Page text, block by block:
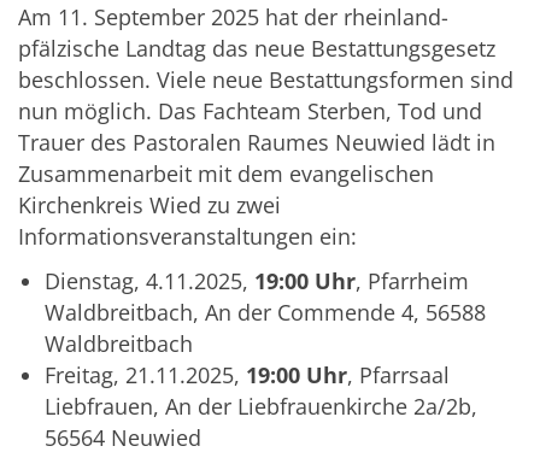
Am 11. September 2025 hat der rheinland-
pfälzische Landtag das neue Bestattungsgesetz
beschlossen. Viele neue Bestattungsformen sind
nun möglich. Das Fachteam Sterben, Tod und
Trauer des Pastoralen Raumes Neuwied lädt in
Zusammenarbeit mit dem evangelischen
Kirchenkreis Wied zu zwei
Informationsveranstaltungen ein:
Dienstag, 4.11.2025, 19:00 Uhr, Pfarrheim
Waldbreitbach, An der Commende 4, 56588
Waldbreitbach
Freitag, 21.11.2025, 19:00 Uhr, Pfarrsaal
Liebfrauen, An der Liebfrauenkirche 2a/2b,
56564 Neuwied